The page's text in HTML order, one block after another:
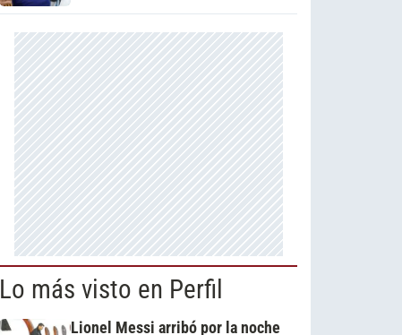
Lo más visto en Perfil
Lionel Messi arribó por la noche